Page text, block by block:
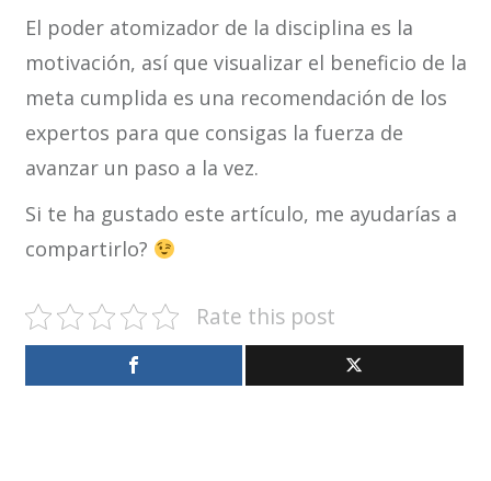
El poder atomizador de la disciplina es la
motivación, así que visualizar el beneficio de la
meta cumplida es una recomendación de los
expertos para que consigas la fuerza de
avanzar un paso a la vez.
Si te ha gustado este artículo, me ayudarías a
compartirlo?
Rate this post